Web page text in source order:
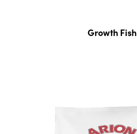
Growth Fish